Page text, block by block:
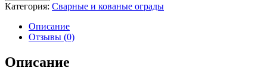
Категория: Сварные и кованые ограды
Описание
Отзывы (0)
Описание